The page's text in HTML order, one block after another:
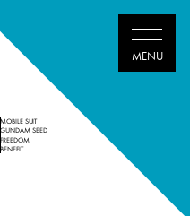
MOBILE SUIT
GUNDAM SEED
FREEDOM
BENEFIT